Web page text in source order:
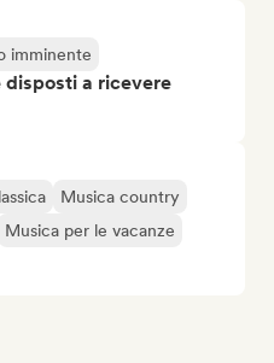
imminente
a ricevere
Musica country
Musica per le vacanze